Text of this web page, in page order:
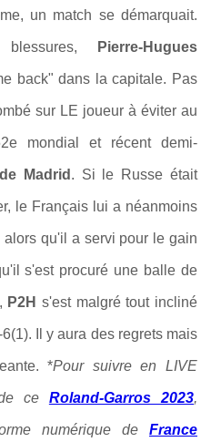
un match se démarquait.
blessures, Pierre-Hugues
back" dans la capitale. Pas
sur LE joueur à éviter au
mondial et récent demi-
Madrid . Si le Russe était
le Français lui a néanmoins
qu'il a servi pour le gain
s'est procuré une balle de
P2H s'est malgré tout incliné
Il y aura des regrets mais
*Pour suivre en LIVE
ce Roland-Garros 2023,
numérique de France